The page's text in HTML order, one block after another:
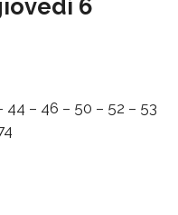
6
44 – 46 – 50 – 52 – 53